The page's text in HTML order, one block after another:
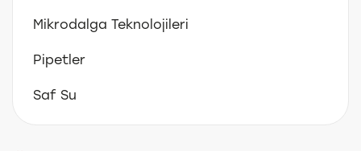
Mikrodalga Teknolojileri
Pipetler
Saf Su